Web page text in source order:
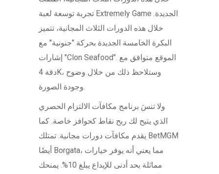
تجربة توسعة لعبة Extremely Game الجديدة.
خلال هذه الدورات الثلاث المجانية، تتميز
البكرة الخامسة الجديدة بحركة "جنونية" مع
إشارات "Clon Seafood". الموقع متوافق مع
دقة 4K، وستلاحظ ذلك من خلال وضوح
ولا تنسَ برنامج مكافآت الالتزام الحصري
الذي يتيح لك ربح نقاط كحوافز خاصة. كما
يقدم مكافآت دورات مجانية. تمتلك BetMGM
أيضًا Borgata، مما يعني أنه يوفر خيارات
مماثلة بحد أدنى للإيداع يبلغ 10%. يمنحك